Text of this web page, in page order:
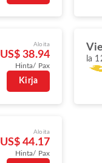
Aloita
US$ 38.94
Hinta/ Pax
Kirja
la
Aloita
US$ 44.17
Hinta/ Pax